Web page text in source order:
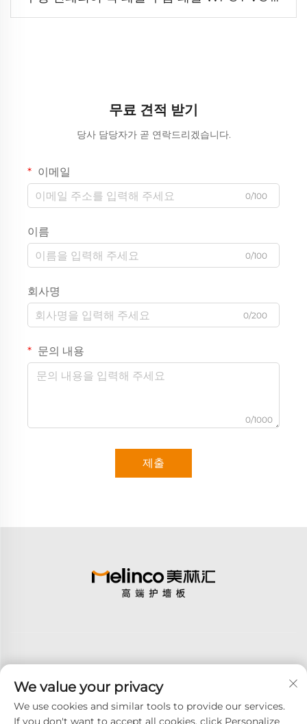
패널
무료 견적 받기
당사 담당자가 곧 연락드리겠습니다.
이메일
0/100
이름
0/100
회사명
0/200
문의 내용
0/1000
제출
구독
We value your privacy
We use cookies and similar tools to provide our services.
If you don't want to accept all cookies, click Personalize